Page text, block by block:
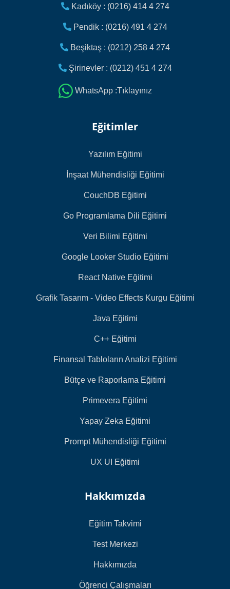
Kadıköy : (0216) 414 4 274
Pendik : (0216) 491 4 274
Beşiktaş : (0212) 258 4 274
Şirinevler : (0212) 451 4 274
WhatsApp :Tıklayınız
Eğitimler
Yazılım Eğitimi
İnşaat Mühendisliği Eğitimi
CouchDB Eğitimi
Go Programlama Dili Eğitimi
Veri Bilimi Eğitimi
Google Looker Studio Eğitimi
React Native Eğitimi
Grafik Tasarım - Video Effects Kurgu Eğitimi
Java Eğitimi
C++ Eğitimi
Finansal Tabloların Analizi Eğitimi
Bütçe ve Raporlama Eğitimi
Primevera Eğitimi
Yapay Zeka Eğitimi
Prompt Mühendisliği Eğitimi
UX UI Eğitimi
Hakkımızda
Eğitim Takvimi
Test Merkezi
Hakkımızda
Öğrenci Çalışmaları